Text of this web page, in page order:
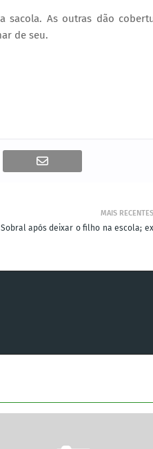
sacola. As outras dão
de seu.
MAIS RECENTES
após deixar o filho na escola;